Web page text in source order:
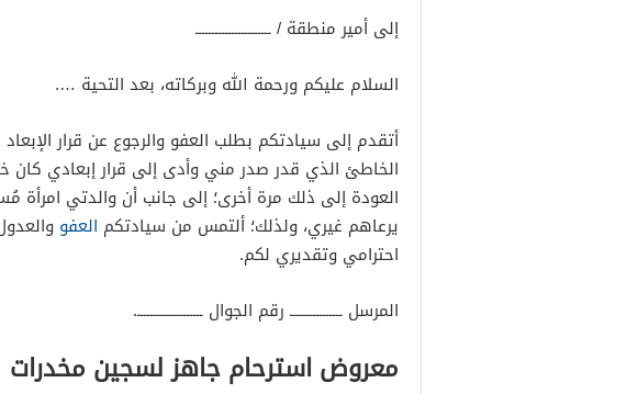
إلى أمير منطقة / ـــــــــــــــــــــــ
السلام عليكم ورحمة الله وبركاته، بعد التحية ….
أتقدم إلى سيادتكم بطلب العفو والرجوع عن قرار
الخاطئ الذي قدر صدر مني وأدى إلى قرار إبعادي كان
العودة إلى ذلك مرة أخرى؛ إلى جانب أن والدتي امرأة
يرعاهم غيري، ولذلك؛ ألتمس من سيادتكم العفو
احترامي وتقديري لكم.
المرسل ــــــــــــــــ رقم الجوال ــــــــــــــــــــ.
معروض استرحام جاهز لسجين مخدرات